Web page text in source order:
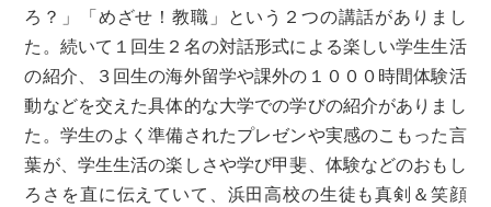
ろ？」「めざせ！教職」という２つの講話がありまし
た。続いて１回生２名の対話形式による楽しい学生生活
の紹介、３回生の海外留学や課外の１０００時間体験活
動などを交えた具体的な大学での学びの紹介がありまし
た。学生のよく準備されたプレゼンや実感のこもった言
葉が、学生生活の楽しさや学び甲斐、体験などのおもし
ろさを直に伝えていて、浜田高校の生徒も真剣＆笑顔